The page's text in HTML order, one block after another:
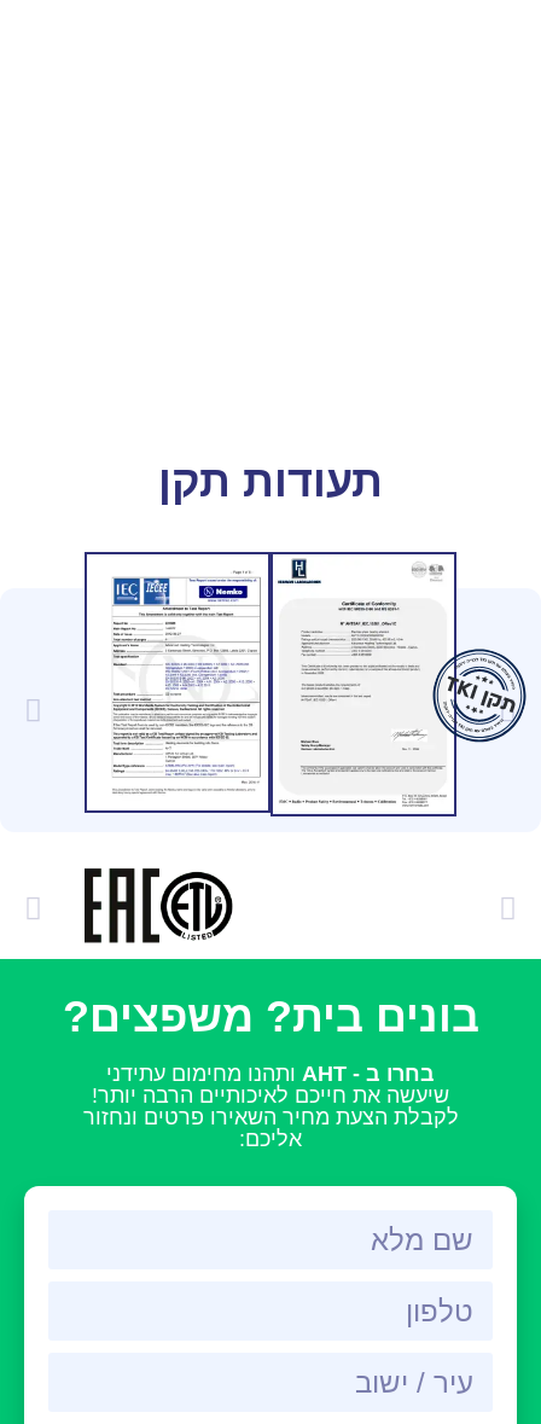
תעודות תקן
בונים בית? משפצים?
בחרו ב - AHT
ותהנו מחימום עתידני
שיעשה את חייכם לאיכותיים הרבה יותר!
לקבלת הצעת מחיר השאירו פרטים ונחזור
אליכם: